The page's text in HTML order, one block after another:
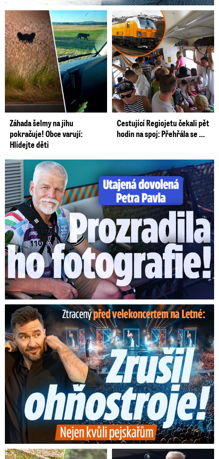
Záhada šelmy na jihu
pokračuje! Obce varují:
Hlídejte děti
Cestující Regiojetu čekali pět
hodin na spoj: Přehřála se ...
Utajená dovolená Petra Pavla: Prozradila ho fotka!
Ztracený škrtl ohňostroj na Letné! Ještě nezačal a už ...